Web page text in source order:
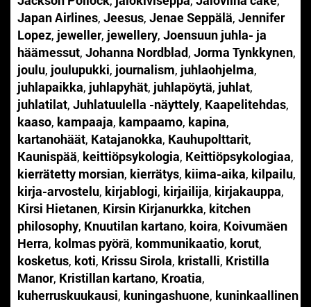
Japan Airlines, Jeesus, Jenae Seppälä, Jennifer
Lopez, jeweller, jewellery, Joensuun juhla- ja
häämessut, Johanna Nordblad, Jorma Tynkkynen,
joulu, joulupukki, journalism, juhlaohjelma,
juhlapaikka, juhlapyhät, juhlapöytä, juhlat,
juhlatilat, Juhlatuulella -näyttely, Kaapelitehdas,
kaaso, kampaaja, kampaamo, kapina,
kartanohäät, Katajanokka, Kauhupolttarit,
Kaunispää, keittiöpsykologia, Keittiöpsykologiaa,
kierrätetty morsian, kierrätys, kiima-aika, kilpailu,
kirja-arvostelu, kirjablogi, kirjailija, kirjakauppa,
Kirsi Hietanen, Kirsin Kirjanurkka, kitchen
philosophy, Knuutilan kartano, koira, Koivumäen
Herra, kolmas pyörä, kommunikaatio, korut,
kosketus, koti, Krissu Sirola, kristalli, Kristilla
Manor, Kristillan kartano, Kroatia,
kuherruskuukausi, kuningashuone, kuninkaallinen